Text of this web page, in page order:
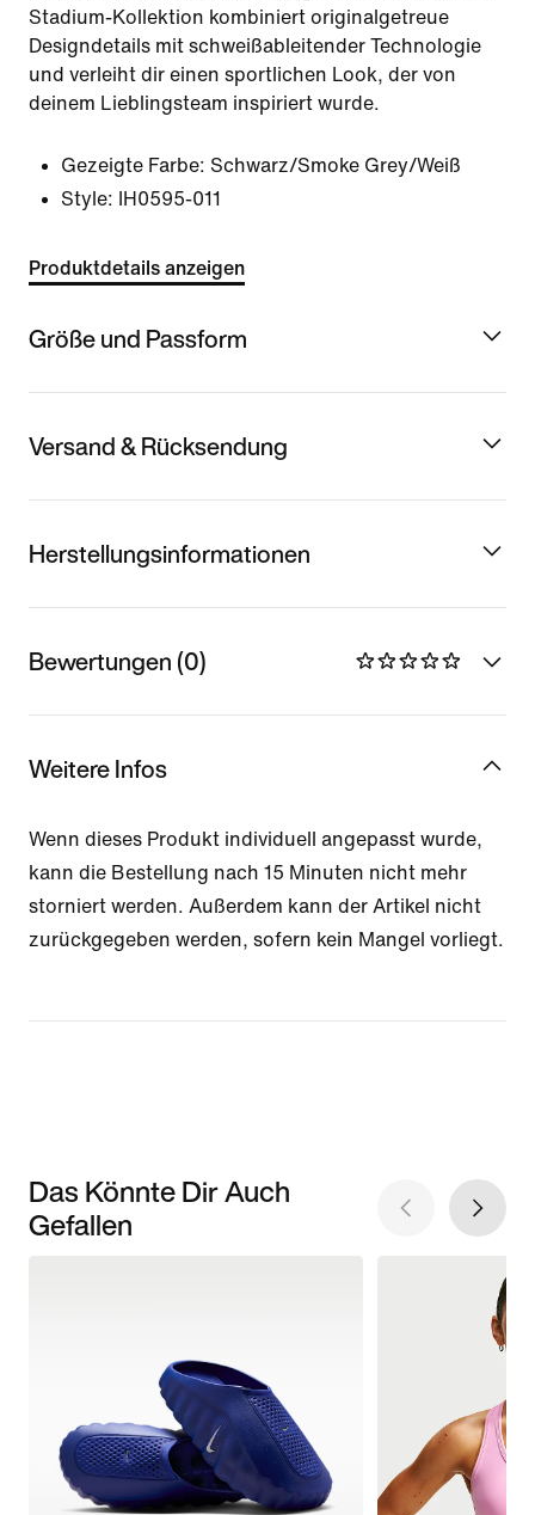
Stadium-Kollektion kombiniert originalgetreue
Designdetails mit schweißableitender Technologie
und verleiht dir einen sportlichen Look, der von
deinem Lieblingsteam inspiriert wurde.
Gezeigte Farbe: Schwarz/Smoke Grey/Weiß
Style:
IH0595-011
Produktdetails anzeigen
Größe und Passform
Versand & Rücksendung
Herstellungsinformationen
Bewertungen (0)
Weitere Infos
Wenn dieses Produkt individuell angepasst wurde,
kann die Bestellung nach 15 Minuten nicht mehr
storniert werden. Außerdem kann der Artikel nicht
zurückgegeben werden, sofern kein Mangel vorliegt.
Das Könnte Dir Auch
Gefallen